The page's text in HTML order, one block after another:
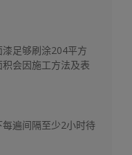
足够刷涂204平方
会因施工方法及表
遍间隔至少2小时待